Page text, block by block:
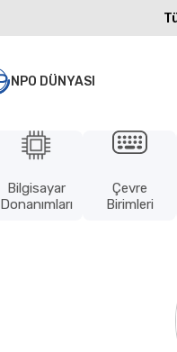
NPO DÜNYASI
Bilgisayar
Donanımları
Çevre
Birimleri